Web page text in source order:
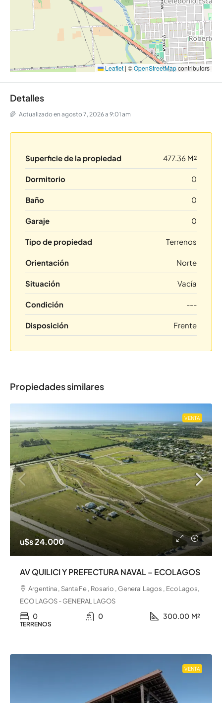
Leaflet | ©OpenStreetMapcontributors
Detalles
Actualizado en agosto 7, 2026 a 9:01 am
Superficie de la propiedad 477.36 M²
Dormitorio 0
Baño 0
Garaje 0
Tipo de propiedad Terrenos
Orientación Norte
Situación Vacía
Condición ---
Disposición Frente
Propiedades similares
VENTA
u$s 24.000
AV QUILICI Y PREFECTURA NAVAL – ECOLAGOS
Argentina , Santa Fe , Rosario , General Lagos , EcoLagos,
ECO LAGOS - GENERAL LAGOS
0 0 300.00 M²
TERRENOS
VENTA